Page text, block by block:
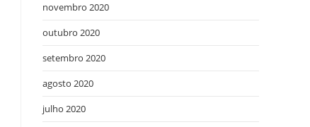
novembro 2020
outubro 2020
setembro 2020
agosto 2020
julho 2020